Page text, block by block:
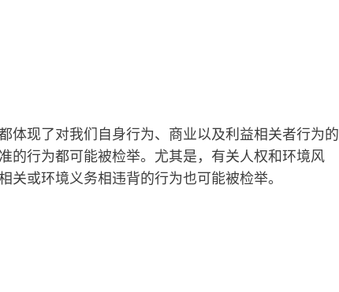
体现了对我们自身行为、商业以及利益相关者行为的
的行为都可能被检举。尤其是，有关人权和环境风
或环境义务相违背的行为也可能被检举。